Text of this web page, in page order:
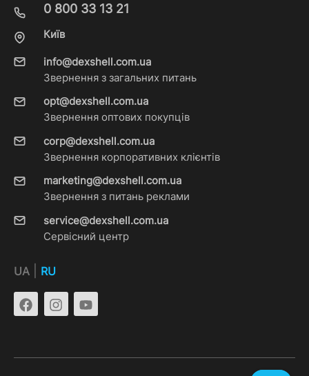
0 800 33 13 21
Київ
info@dexshell.com.ua
Звернення з загальних питань
opt@dexshell.com.ua
Звернення оптових покупців
corp@dexshell.com.ua
Звернення корпоративних клієнтів
marketing@dexshell.com.ua
Звернення з питань реклами
service@dexshell.com.ua
Сервісний центр
UA RU